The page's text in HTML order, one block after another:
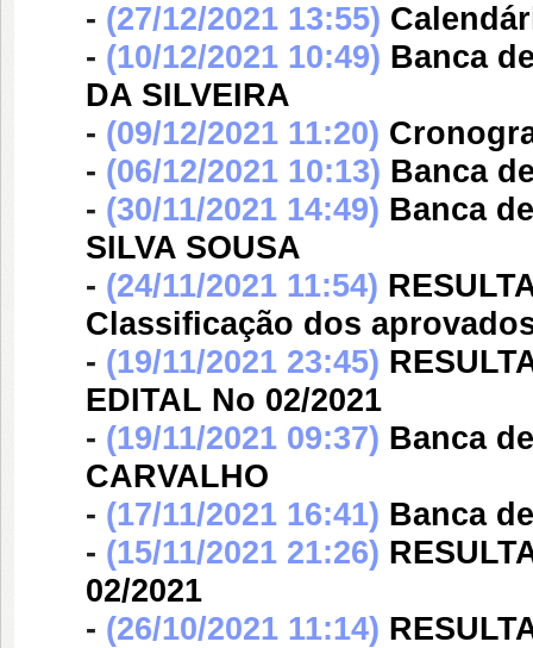
- (27/12/2021 13:55)
- (10/12/2021 10:49) Banca
DA SILVEIRA
- (09/12/2021 11:20)
- (06/12/2021 10:13) Banca
- (30/11/2021 14:49) Banca
SILVA SOUSA
- (24/11/2021 11:54)
Classificação dos
- (19/11/2021 23:45)
EDITAL No 02/2021
- (19/11/2021 09:37) Banca
CARVALHO
- (17/11/2021 16:41) Banca
- (15/11/2021 21:26)
02/2021
- (26/10/2021 11:14)